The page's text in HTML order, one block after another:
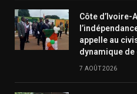
Côte d’Ivoire-
appelle au
dynamique
7 AOÛT 2026